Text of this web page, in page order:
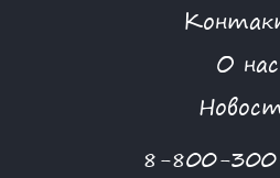
О нас
8-800-